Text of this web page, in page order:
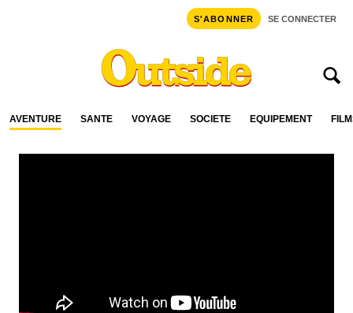
S'ABONNER SE CONNECTER
AVENTURE SANTÉ VOYAGE SOCIÉTÉ ÉQUIPEMENT